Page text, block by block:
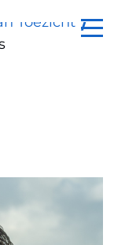
Toezicht